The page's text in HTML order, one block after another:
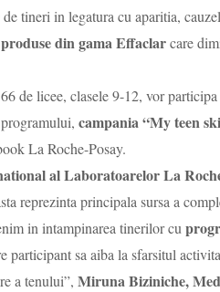
tineri in legatura cu aparitia,
produse din gama Effaclarcare
de licee, clasele 9-12, vor
campania“My teen
La Roche-Posay.
al Laboratoarelor La
reprezinta principala sursa a
in intampinarea tinerilor cu
participant sa aiba la sfarsitul
a tenului”, Miruna Biziniche,